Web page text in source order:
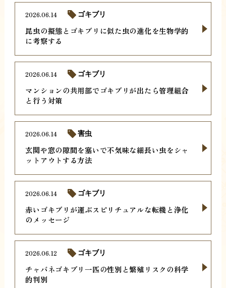
昆虫の擬態とゴキブリに似た虫の進化を生物学的
に考察する
2026.06.14 ゴキブリ
マンションの共用部でゴキブリが出たら管理組合
と行う対策
2026.06.14 ゴキブリ
玄関や窓の隙間を塞いで不気味な細長い虫をシャ
ットアウトする方法
2026.06.14 害虫
赤いゴキブリが運ぶスピリチュアルな転機と浄化
のメッセージ
2026.06.14 ゴキブリ
チャバネゴキブリ一匹の性別と繁殖リスクの科学
的判別
2026.06.12 ゴキブリ